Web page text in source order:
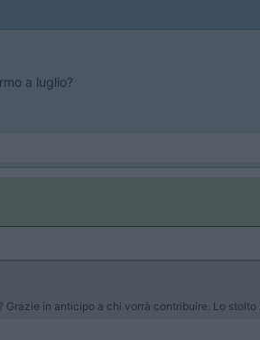
a luglio?
in anticipo a chi vorrà contribuire. Lo stolto